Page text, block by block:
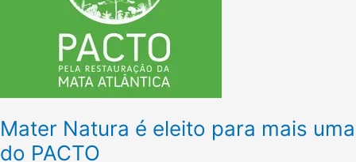
Mater Natura é eleito para mais
do PACTO
do
PACTO